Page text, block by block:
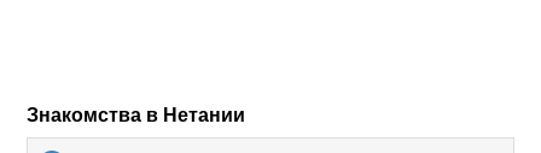
Знакомства в Нетании